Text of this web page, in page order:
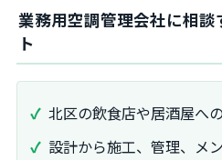
業務用空調管理会社に相
ト
北区の飲食店や居酒屋へ
設計から施工、管理、メ